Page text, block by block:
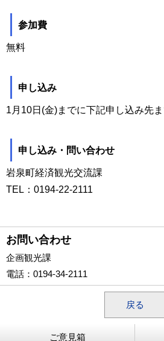
参加費
無料
申し込み
1月10日(金)までに下記申し込み先
申し込み・問い合わせ
岩泉町経済観光交流課
TEL：0194-22-2111
お問い合わせ
企画観光課
電話 ：0194-34-2111
戻る
ご意見箱